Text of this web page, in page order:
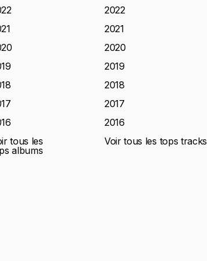
tous les
albums
2022
2021
2020
2019
2018
2017
2016
Voir tous les tops tracks